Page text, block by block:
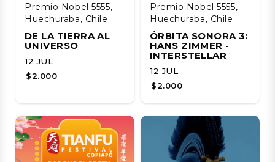
Premio Nobel 5555,
Huechuraba, Chile
DE LA TIERRA AL
UNIVERSO
12 JUL
$2.000
Premio Nobel 5555,
Huechuraba, Chile
ÓRBITA SONORA 3:
HANS ZIMMER -
INTERSTELLAR
12 JUL
$2.000